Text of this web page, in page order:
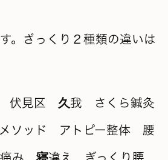
。ざっくり２種類の違いは